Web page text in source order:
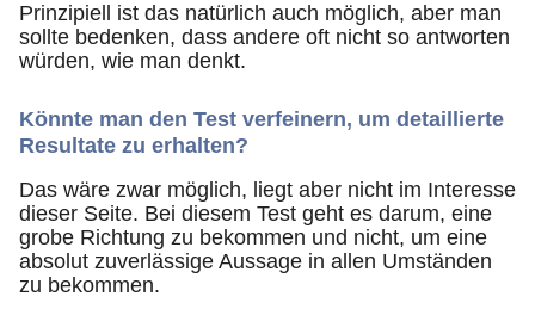
Prinzipiell ist das natürlich auch möglich, aber man
sollte bedenken, dass andere oft nicht so antworten
würden, wie man denkt.
Könnte man den Test verfeinern, um detaillierte
Resultate zu erhalten?
Das wäre zwar möglich, liegt aber nicht im Interesse
dieser Seite. Bei diesem Test geht es darum, eine
grobe Richtung zu bekommen und nicht, um eine
absolut zuverlässige Aussage in allen Umständen
zu bekommen.